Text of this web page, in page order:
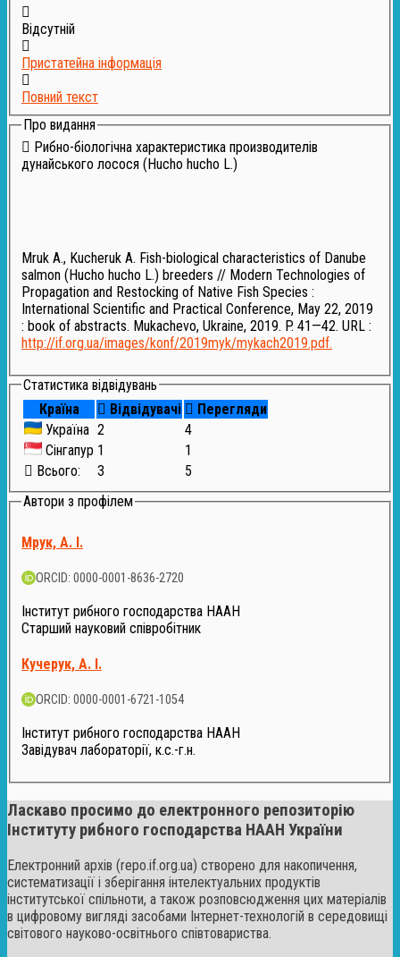
Відсутній
Пристатейна інформація
Повний текст
Про видання
Рибно-біологічна характеристика производителів
дунайського лосося (Hucho hucho L.)
Mruk A., Kucheruk A. Fish-biological characteristics of Danube
salmon (Hucho hucho L.) breeders // Modern Technologies of
Propagation and Restocking of Native Fish Species :
International Scientific and Practical Conference, May 22, 2019
: book of abstracts. Mukachevo, Ukraine, 2019. P. 41—42. URL :
http://if.org.ua/images/konf/2019myk/mykach2019.pdf.
Статистика відвідувань
Країна
Відвідувачі
Перегляди
Україна 2
4
Сінгапур 1
1
Всього:
3
5
Автори з профілем
Мрук, А. І.
ORCID: 0000-0001-8636-2720
Інститут рибного господарства НААН
Старший науковий співробітник
Кучерук, А. І.
ORCID: 0000-0001-6721-1054
Інститут рибного господарства НААН
Завідувач лабораторії, к.с.-г.н.
Ласкаво просимо до електронного репозиторію
Інституту рибного господарства НААН України
Електронний архів (repo.if.org.ua) створено для накопичення,
систематизації і зберігання інтелектуальних продуктів
інститутської спільноти, а також розповсюдження цих матеріалів
в цифровому вигляді засобами Інтернет-технологій в середовищі
світового науково-освітнього співтовариства.